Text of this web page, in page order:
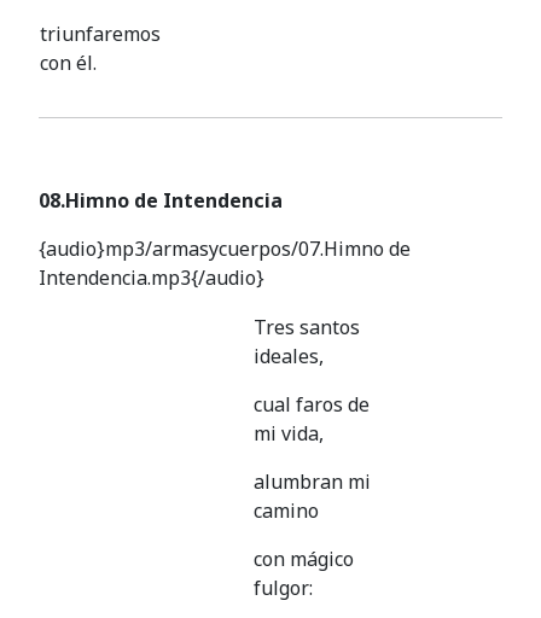
triunfaremos
con él.
08.Himno de Intendencia
{audio}mp3/armasycuerpos/07.Himno de
Intendencia.mp3{/audio}
Tres santos
ideales,
cual faros de
mi vida,
alumbran mi
camino
con mágico
fulgor: